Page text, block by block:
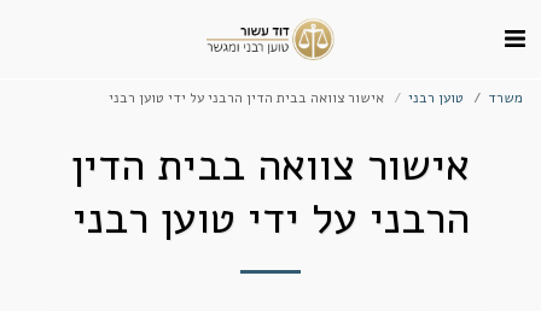
משרד טוען רבני אישור צוואה בבית הדין הרבני על ידי טוען רבני
אישור צוואה בבית הדין
הרבני על ידי טוען רבני